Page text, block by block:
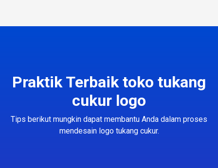
Praktik Terbaik toko tukang
cukur logo
Tips berikut mungkin dapat membantu Anda dalam proses
mendesain logo tukang cukur.